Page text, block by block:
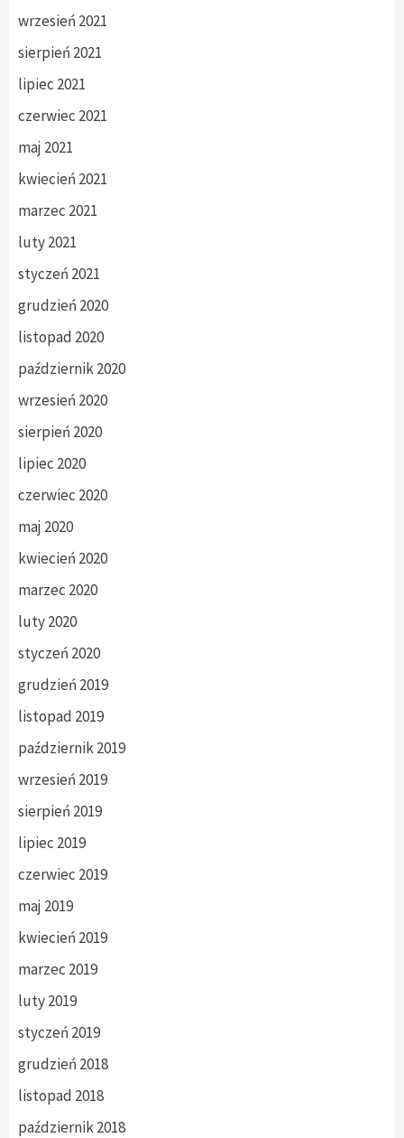
wrzesień 2021
sierpień 2021
lipiec 2021
czerwiec 2021
maj 2021
kwiecień 2021
marzec 2021
luty 2021
styczeń 2021
grudzień 2020
listopad 2020
październik 2020
wrzesień 2020
sierpień 2020
lipiec 2020
czerwiec 2020
maj 2020
kwiecień 2020
marzec 2020
luty 2020
styczeń 2020
grudzień 2019
listopad 2019
październik 2019
wrzesień 2019
sierpień 2019
lipiec 2019
czerwiec 2019
maj 2019
kwiecień 2019
marzec 2019
luty 2019
styczeń 2019
grudzień 2018
listopad 2018
październik 2018